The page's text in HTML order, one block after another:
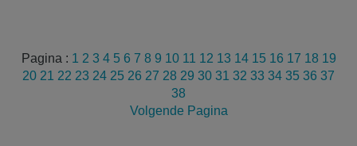
Pagina : 1 2 3 4 5 6 7 8 9 10 11 12 13 14 15 16 17 18 19
20 21 22 23 24 25 26 27 28 29 30 31 32 33 34 35 36 37
38
Volgende Pagina